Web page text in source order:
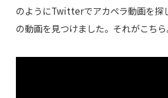
のようにTwitterでアカペラ動画を探
の動画を見つけました。それがこちら